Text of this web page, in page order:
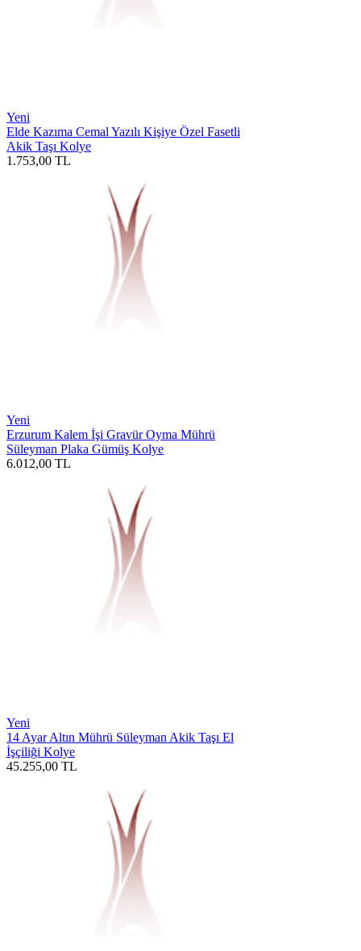
Yeni
Elde Kazıma Cemal Yazılı Kişiye Özel Fasetli
Akik Taşı Kolye
1.753,00 TL
Yeni
Erzurum Kalem İşi Gravür Oyma Mührü
Süleyman Plaka Gümüş Kolye
6.012,00 TL
Yeni
14 Ayar Altın Mührü Süleyman Akik Taşı El
İşçiliği Kolye
45.255,00 TL